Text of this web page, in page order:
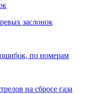
заслонок
по номерам
на сбросе газа